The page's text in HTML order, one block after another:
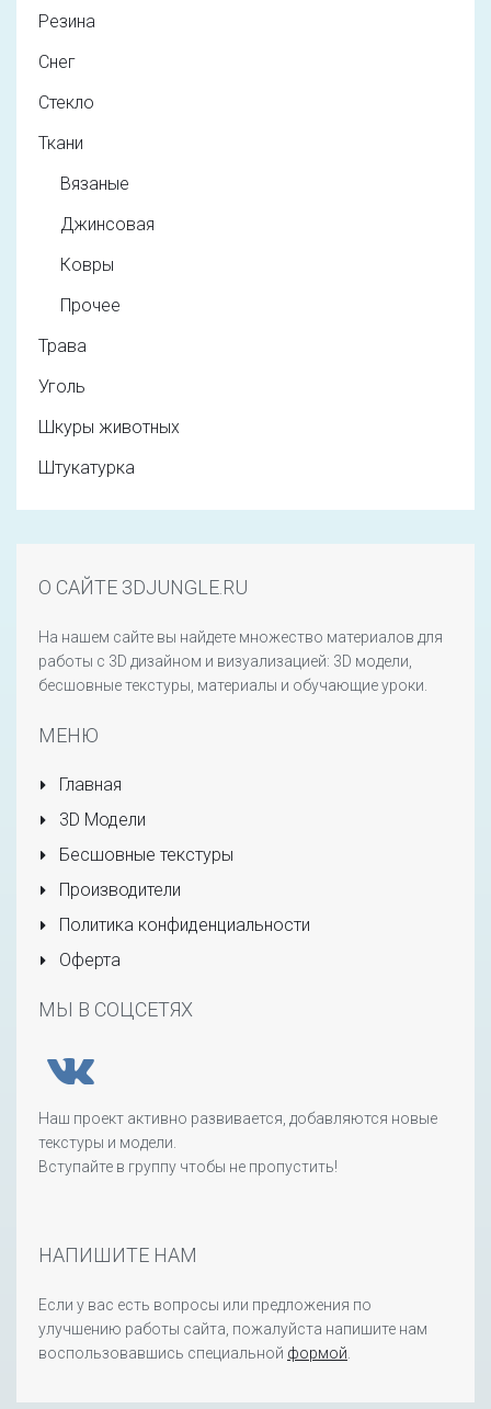
Резина
Снег
Стекло
Ткани
Вязаные
Джинсовая
Ковры
Прочее
Трава
Уголь
Шкуры животных
Штукатурка
О САЙТЕ 3DJUNGLE.RU
На нашем сайте вы найдете множество материалов для
работы с 3D дизайном и визуализацией: 3D модели,
бесшовные текстуры, материалы и обучающие уроки.
МЕНЮ
Главная
3D Модели
Бесшовные текстуры
Производители
Политика конфиденциальности
Оферта
МЫ В СОЦСЕТЯХ
Наш проект активно развивается, добавляются новые
текстуры и модели.
Вступайте в группу чтобы не пропустить!
НАПИШИТЕ НАМ
Если у вас есть вопросы или предложения по
улучшению работы сайта, пожалуйста напишите нам
воспользовавшись специальной формой.